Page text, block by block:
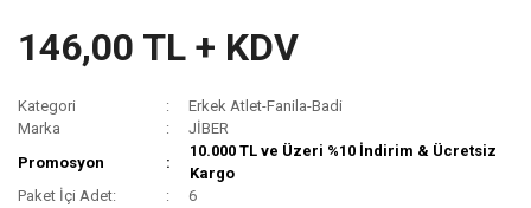
146,00 TL + KDV
Kategori
Erkek Atlet-Fanila-Badi
Marka
JİBER
Promosyon
10.000 TL ve Üzeri %10 İndirim & Ücretsiz
Kargo
Paket İçi Adet:
6